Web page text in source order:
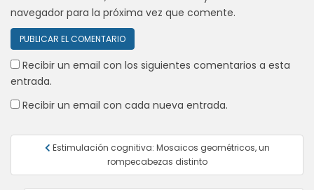
navegador para la próxima vez que comente.
Recibir un email con los siguientes comentarios a esta
entrada.
Recibir un email con cada nueva entrada.
Navegación
entradas
​Estimulación cognitiva: Mosaicos geométricos, un
rompecabezas distinto